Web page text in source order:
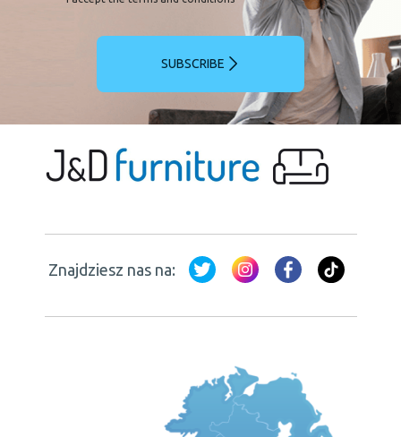
SUBSCRIBE
Znajdziesz nas na: